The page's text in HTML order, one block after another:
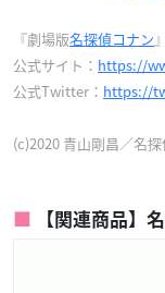
『劇場版名探偵コナン 』
公式サイト： https://
公式Twitter： https://
(c)2020 青山剛昌／名
【関連商品】